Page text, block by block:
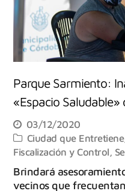
Parque Sarmiento:
«Espacio Saludable»
03/12/2020
Ciudad que Entretiene,
Fiscalización y Control
Brindará
vecinos que